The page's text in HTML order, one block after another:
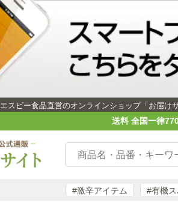
スビー食品直営のオンラインショップ「お届け
送料 全国一律
#激辛アイテム #有機